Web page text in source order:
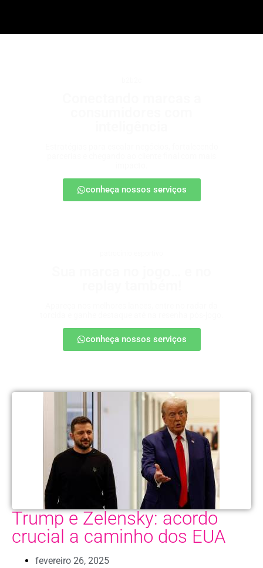
conheça nossos serviços
conheça nossos serviços
Trump e Zelensky: acordo
crucial a caminho dos EUA
fevereiro 26, 2025